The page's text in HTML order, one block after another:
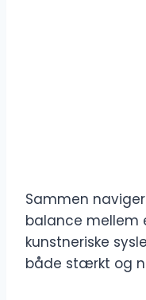
Sammen
balance mellem
kunstneriske
både stærkt og